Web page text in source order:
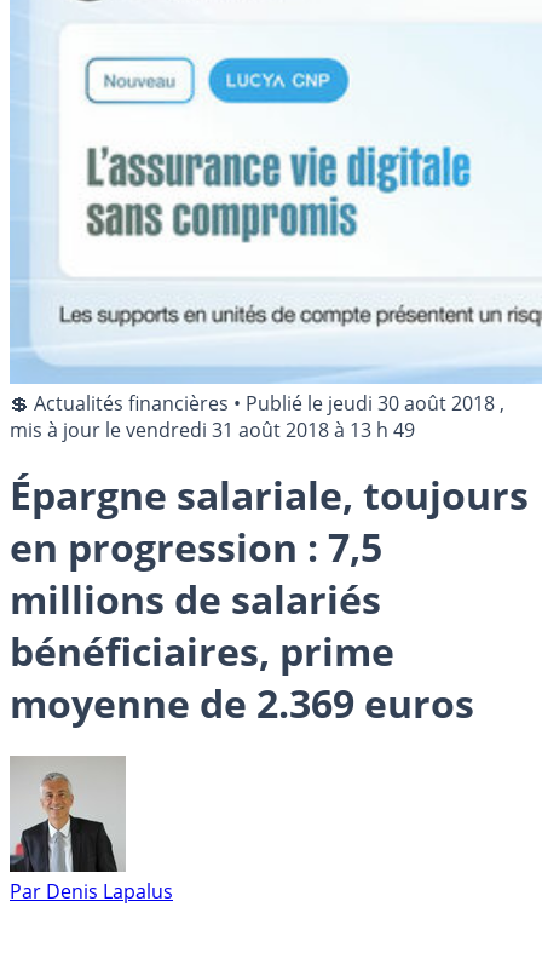
💲 Actualités financières • Publié le jeudi 30 août 2018 ,
mis à jour levendredi 31 août 2018 à 13 h 49
Épargne salariale, toujours
en progression : 7,5
millions de salariés
bénéficiaires, prime
moyenne de 2.369 euros
Par Denis Lapalus